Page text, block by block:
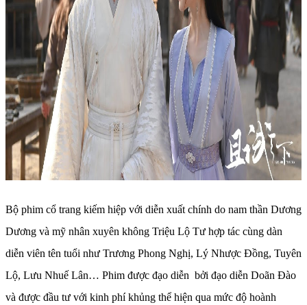
Bộ phim cổ trang kiếm hiệp với diễn xuất chính do nam thần Dương
Dương và mỹ nhân xuyên không Triệu Lộ Tư hợp tác cùng dàn
diễn viên tên tuổi như Trương Phong Nghị, Lý Nhược Đồng, Tuyên
Lộ, Lưu Nhuế Lân… Phim được đạo diễn bởi đạo diễn Doãn Đào
và được đầu tư với kinh phí khủng thể hiện qua mức độ hoành